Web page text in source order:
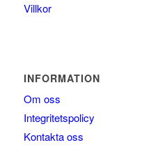
Villkor
INFORMATION
Om oss
Integritetspolicy
Kontakta oss